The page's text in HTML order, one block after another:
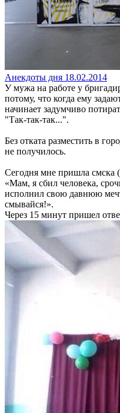
Анекдоты дня 18.02.2014
У мужа на работе у
потому, что когда ему
начинает задумчиво
"Так-так-так...".
Без отката разместить в
не получилось.
Сегодня мне пришла смска
«Мам, я сбил человека,
исполнил свою давнюю
смывайся!».
Через 15 минут пришел